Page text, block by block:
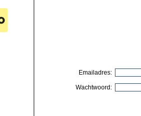
Emailadres:
Wachtwoord: